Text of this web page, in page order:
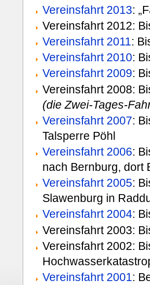
Vereinsfahrt 2013:
Vereinsfahrt 2012:
Vereinsfahrt 2011:
Vereinsfahrt 2010:
Vereinsfahrt 2009:
Vereinsfahrt 2008:
(die Zwei-Tages-
Vereinsfahrt 2007:
Talsperre Pöhl
Vereinsfahrt 2006:
nach Bernburg, dort
Vereinsfahrt 2005:
Slawenburg in
Vereinsfahrt 2004:
Vereinsfahrt 2003:
Vereinsfahrt 2002:
Vereinsfahrt 2001: